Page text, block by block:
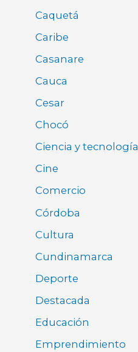
Caquetá
Caribe
Casanare
Cauca
Cesar
Chocó
Ciencia y tecnología
Cine
Comercio
Córdoba
Cultura
Cundinamarca
Deporte
Destacada
Educación
Emprendimiento